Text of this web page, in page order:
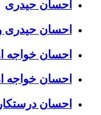
احسان حیدری
احسان حیدری
احسان خواجه
احسان خواجه
احسان